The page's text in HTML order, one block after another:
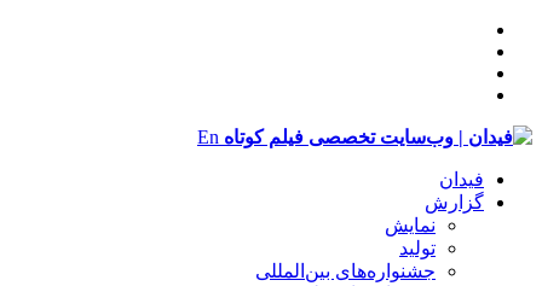
En
فیدان
گزارش
نمایش
تولید
‌‌جشنواره‌های بین‌المللی